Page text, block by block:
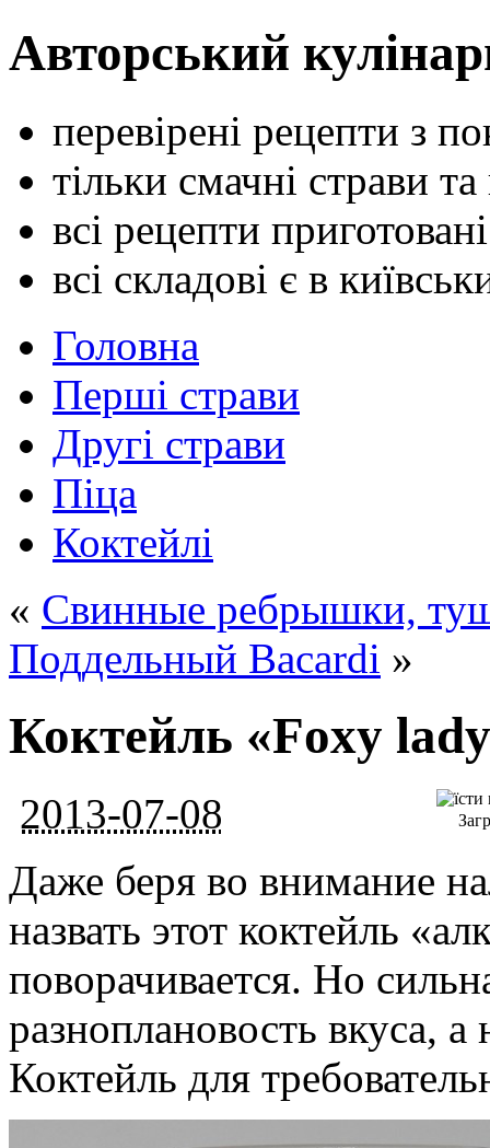
Авторський
перевірені рецепти з
тільки смачні страви та
всі рецепти
всі складові є в
Головна
Перші страви
Другі страви
Піца
Коктейлі
« Свинные ребрышки,
Поддельный Bacardi »
Коктейль «Foxy
2013-07-08
Даже беря во внимание
назвать этот коктейль
поворачивается. Но
разноплановость вкуса,
Коктейль для